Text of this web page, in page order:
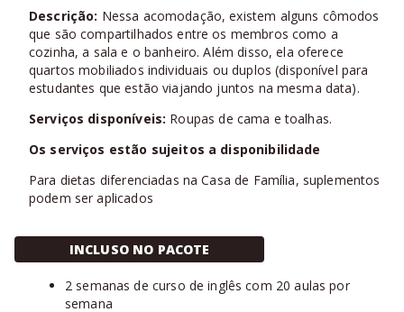
Descrição: Nessa acomodação, existem alguns cômodos
que são compartilhados entre os membros como a
cozinha, a sala e o banheiro. Além disso, ela oferece
quartos mobiliados individuais ou duplos (disponível para
estudantes que estão viajando juntos na mesma data).
Serviços disponíveis: Roupas de cama e toalhas.
Os serviços estão sujeitos a disponibilidade
Para dietas diferenciadas na Casa de Família, suplementos
podem ser aplicados
INCLUSO NO PACOTE
2 semanas de curso de inglês com 20 aulas por
semana